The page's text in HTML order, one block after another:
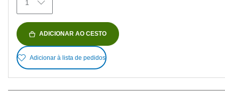
1
ADICIONAR AO CESTO
Adicionar à lista de pedidos